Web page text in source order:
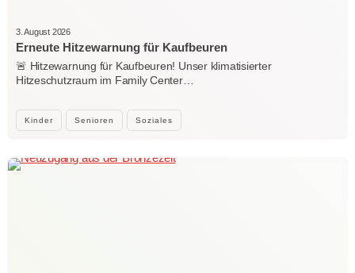
Kinder Senioren Soziales
3. August 2026
Erneute Hitzewarnung für Kaufbeuren
🚨 Hitzewarnung für Kaufbeuren! Unser klimatisierter
Hitzeschutzraum im Family Center…